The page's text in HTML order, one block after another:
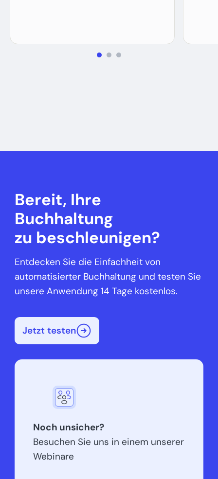
Bereit, Ihre
Buchhaltung
zu beschleunigen?
Entdecken Sie die Einfachheit von
automatisierter Buchhaltung und testen Sie
unsere Anwendung 14 Tage kostenlos.
Jetzt testen
Noch unsicher?
Besuchen Sie uns in einem unserer
Webinare